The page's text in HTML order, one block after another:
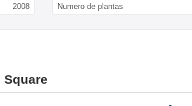
2008 Numero de plantas
Square